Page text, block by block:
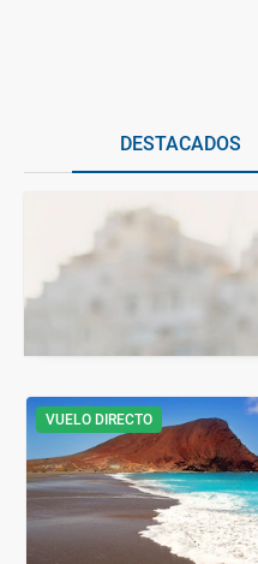
DESTACADOS
VUELO DIRECTO